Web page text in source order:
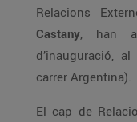
Relacions
Castany, han
d’inauguració,
carrer Argentina).
El cap de